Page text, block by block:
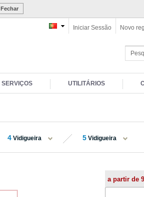
Fechar
Novo
Iniciar Sessão
SERVIÇOS UTILITÁRIOS
4 Vidigueira 5 Vidigueira
a partir de